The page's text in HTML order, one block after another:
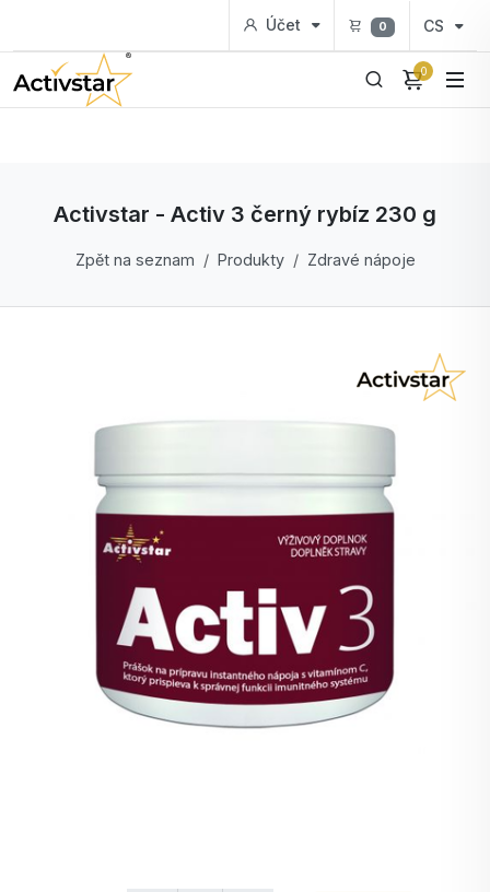
Účet 0 CS
0
Activstar - Activ 3 černý rybíz 230 g
Zpět na seznam Produkty Zdravé nápoje